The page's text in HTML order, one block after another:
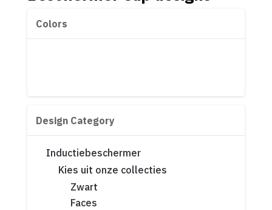
Colors
Design Category
Inductiebeschermer
Kies uit onze collecties
Zwart
Faces